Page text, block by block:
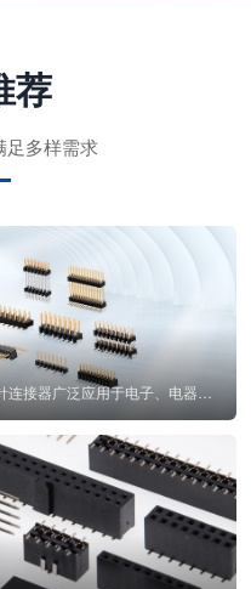
荐
足多样需求